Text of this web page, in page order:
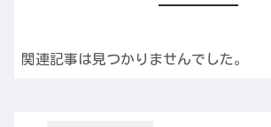
関連記事は見つかりませんでした。